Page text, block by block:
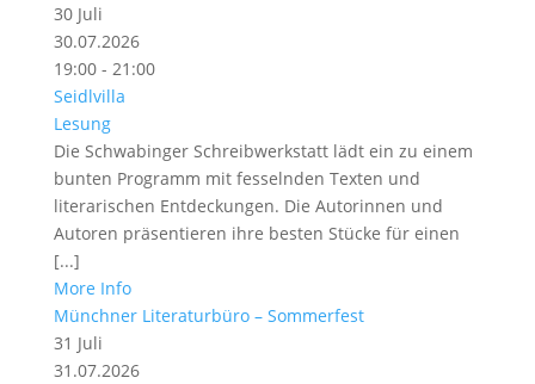
30 Juli
30.07.2026
19:00 - 21:00
Seidlvilla
Lesung
Die Schwabinger Schreibwerkstatt lädt ein zu einem
bunten Programm mit fesselnden Texten und
literarischen Entdeckungen. Die Autorinnen und
Autoren präsentieren ihre besten Stücke für einen
[...]
More Info
Münchner Literaturbüro – Sommerfest
31 Juli
31.07.2026